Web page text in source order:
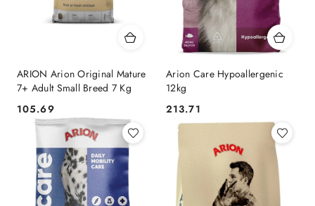
ARION Arion Original Mature
7+ Adult Small Breed 7 Kg
Cena:
105.69
Arion Care Hypoallergenic
12kg
Cena:
213.71